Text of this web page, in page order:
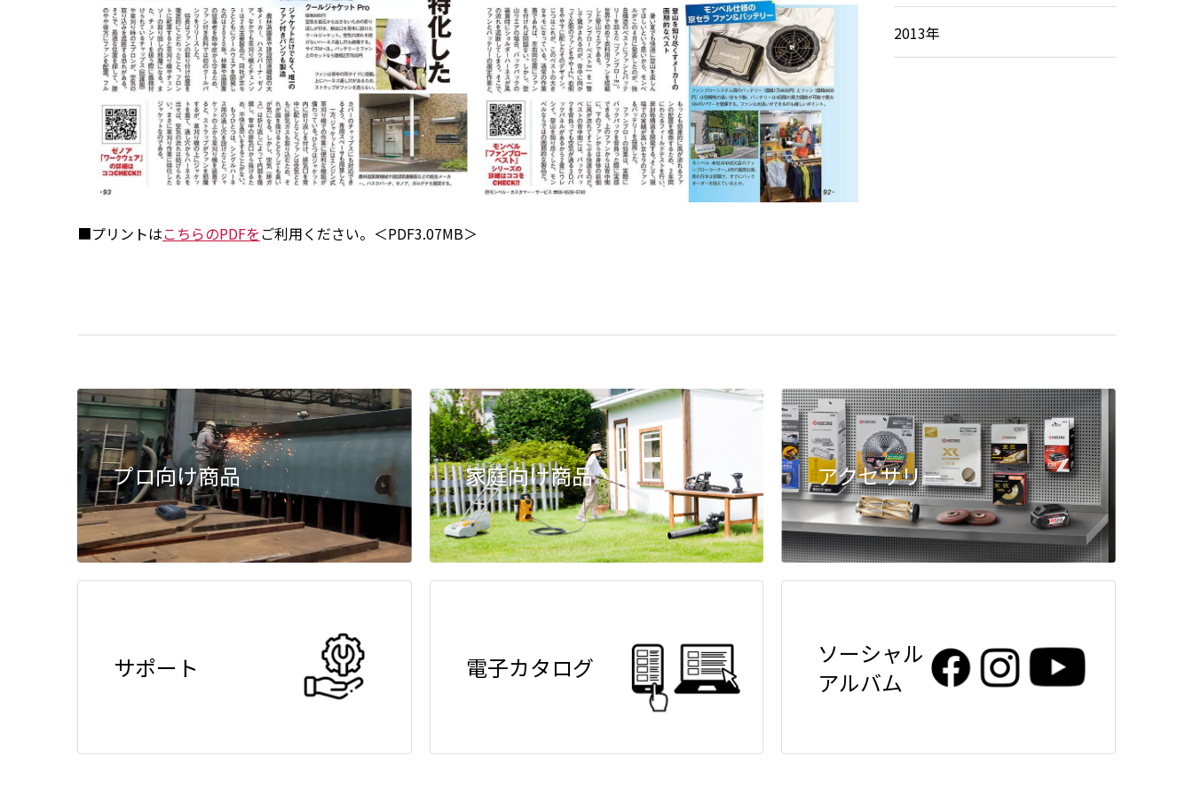
■プリントはこちらのPDFをご利用ください。＜PDF3.07MB＞
2013年
プロ向け商品 家庭向け商品 アクセサリー
サポート 電子カタログ
ソーシャル
アルバム